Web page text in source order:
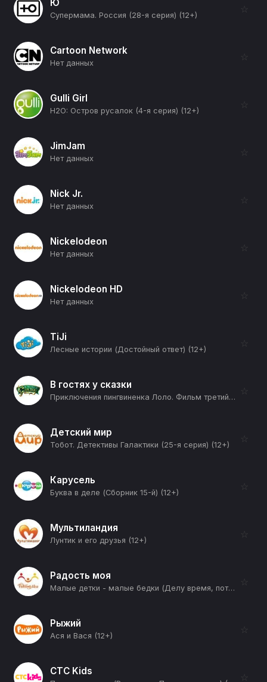
Ю
Супермама. Россия (28-я серия) (12+)
☆
Cartoon Network
Нет данных
☆
Gulli Girl
H2O: Остров русалок (4-я серия) (12+)
☆
JimJam
Нет данных
☆
Nick Jr.
Нет данных
☆
Nickelodeon
Нет данных
☆
Nickelodeon HD
Нет данных
☆
TiJi
Лесные истории (Достойный ответ) (12+)
☆
В гостях у сказки
Приключения пингвиненка Лоло. Фильм третий (12+)
☆
Детский мир
Тобот. Детективы Галактики (25-я серия) (12+)
☆
Карусель
Буква в деле (Сборник 15-й) (12+)
☆
Мультиландия
Лунтик и его друзья (12+)
☆
Радость моя
Малые детки - малые бедки (Делу время, потехе час) (12+)
☆
Рыжий
Ася и Вася (12+)
☆
СТС Kids ☆